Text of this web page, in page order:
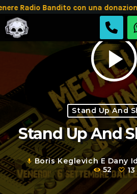
Bandito con una donazione
play_arrow
Stand Up And
Stand Up And
mic Boris Keglevich E Dany Id
52
13